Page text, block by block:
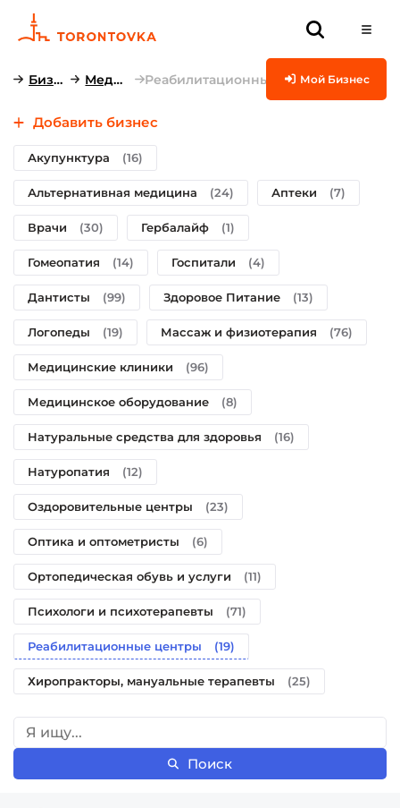
Бизнесы Медицина Реабилитационные центрыМой Бизнес
Добавить бизнес
Акупунктура (16)
Альтернативная медицина (24) Аптеки (7)
Врачи (30) Гербалайф (1)
Гомеопатия (14) Госпитали (4)
Дантисты (99) Здоровое Питание (13)
Логопеды (19) Массаж и физиотерапия (76)
Медицинские клиники (96)
Медицинское оборудование (8)
Натуральные средства для здоровья (16)
Натуропатия (12)
Оздоровительные центры (23)
Оптика и оптометристы (6)
Ортопедическая обувь и услуги (11)
Психологи и психотерапевты (71)
Реабилитационные центры (19)
Хиропракторы, мануальные терапевты (25)
Поиск